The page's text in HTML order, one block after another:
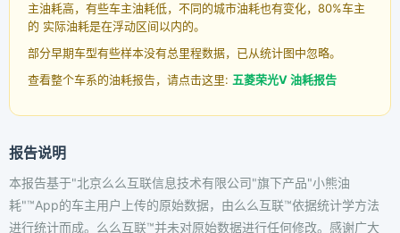
主油耗高，有些车主油耗低，不同的城市油耗也有变化，80%车主
的 实际油耗是在浮动区间以内的。
部分早期车型有些样本没有总里程数据，已从统计图中忽略。
查看整个车系的油耗报告，请点击这里: 五菱荣光V 油耗报告
报告说明
本报告基于"北京么么互联信息技术有限公司"旗下产品"小熊油
耗"™App的车主用户上传的原始数据，由么么互联™依据统计学方法
进行统计而成。么么互联™并未对原始数据进行任何修改。感谢广大